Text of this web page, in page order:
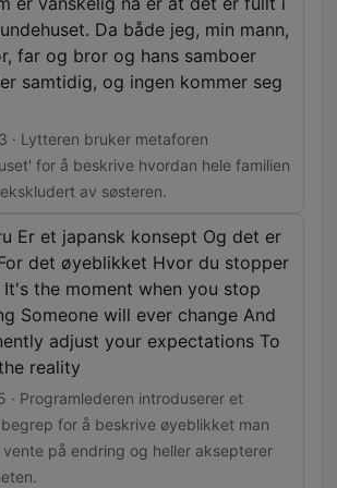
Da både jeg, min mann,
far og bror og hans samboer
samtidig, og ingen kommer seg
· Lytteren bruker metaforen
for å beskrive hvordan hele familien
av søsteren.
Er et japansk konsept Og det er
det øyeblikket Hvor du stopper
the moment when you stop
Someone will ever change And
adjust your expectations To
reality
· Programlederen introduserer et
for å beskrive øyeblikket man
vente på endring og heller aksepterer